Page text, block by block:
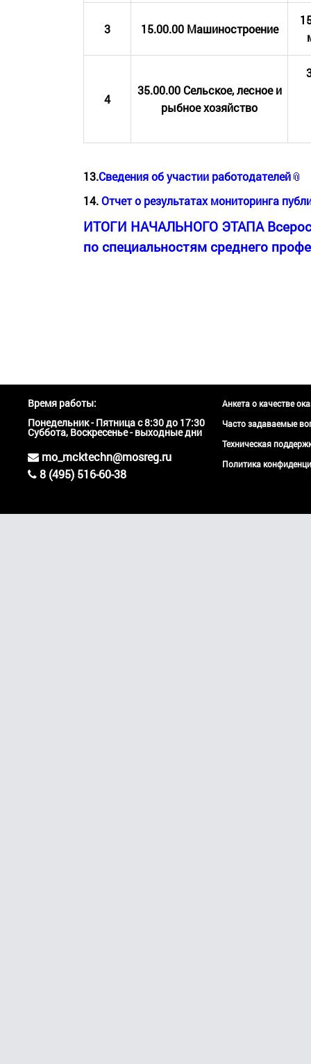
3 15.00.00 Машиностроение
4
35.00.00 Сельское, лесное и
рыбное хозяйство
13.Сведения об участии работодателей
14.Отчет о результатах мониторинга
ИТОГИ НАЧАЛЬНОГО ЭТАПА
по специальностям среднего
Время работы:
Понедельник - Пятница с 8:30 до 17:30
Суббота, Воскресенье - выходные дни
mo_mcktechn@mosreg.ru
8 (495) 516-60-38
Анкета о качестве
Часто задаваемые
Техническая
Политика